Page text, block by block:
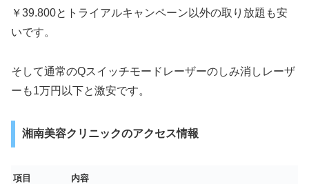
￥39.800とトライアルキャンペーン以外の取り放題も安
いです。
そして通常のQスイッチモードレーザーのしみ消しレーザ
ーも1万円以下と激安です。
湘南美容クリニックのアクセス情報
項目 内容